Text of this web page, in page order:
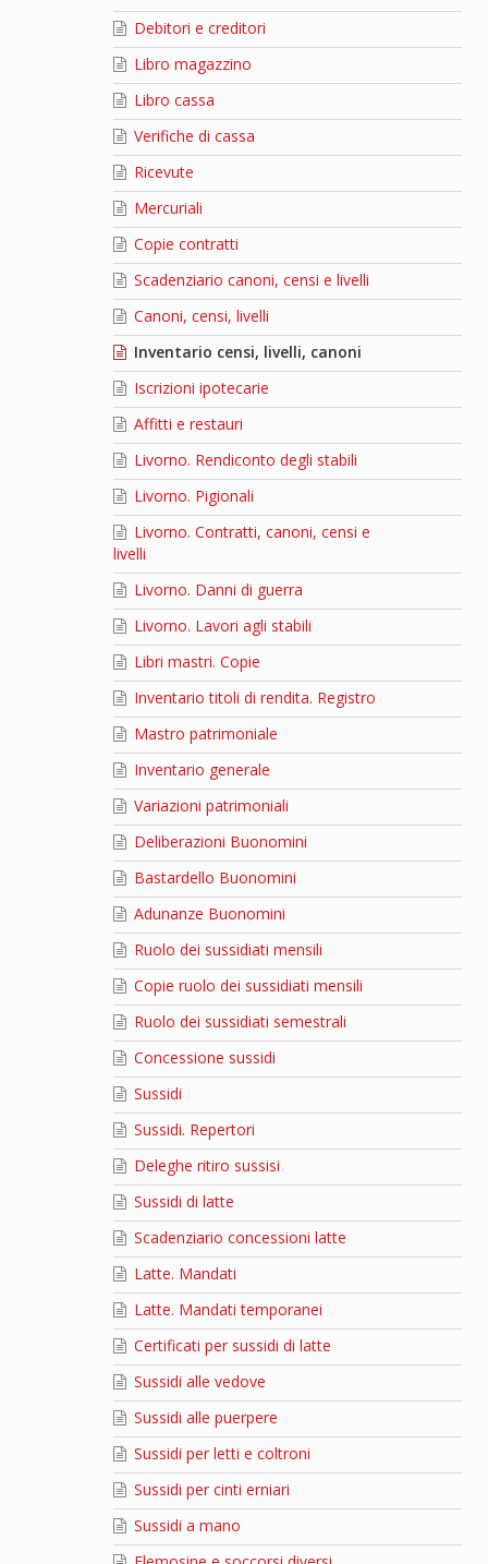
Debitori e creditori
Libro magazzino
Libro cassa
Verifiche di cassa
Ricevute
Mercuriali
Copie contratti
Scadenziario canoni, censi e livelli
Canoni, censi, livelli
Inventario censi, livelli, canoni
Iscrizioni ipotecarie
Affitti e restauri
Livorno. Rendiconto degli stabili
Livorno. Pigionali
Livorno. Contratti, canoni, censi e
livelli
Livorno. Danni di guerra
Livorno. Lavori agli stabili
Libri mastri. Copie
Inventario titoli di rendita. Registro
Mastro patrimoniale
Inventario generale
Variazioni patrimoniali
Deliberazioni Buonomini
Bastardello Buonomini
Adunanze Buonomini
Ruolo dei sussidiati mensili
Copie ruolo dei sussidiati mensili
Ruolo dei sussidiati semestrali
Concessione sussidi
Sussidi
Sussidi. Repertori
Deleghe ritiro sussisi
Sussidi di latte
Scadenziario concessioni latte
Latte. Mandati
Latte. Mandati temporanei
Certificati per sussidi di latte
Sussidi alle vedove
Sussidi alle puerpere
Sussidi per letti e coltroni
Sussidi per cinti erniari
Sussidi a mano